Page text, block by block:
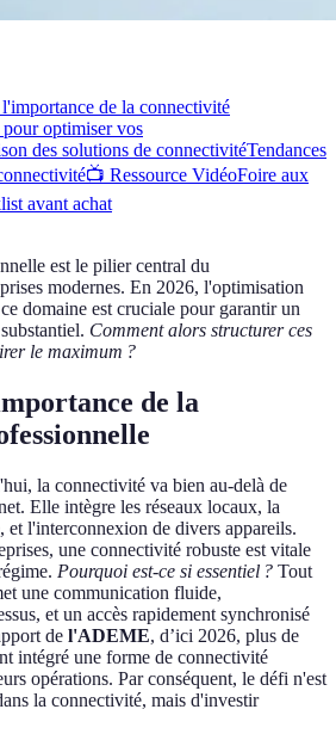
de la connectivité
optimiser vos
des solutions de connectivitéTendances
📺 Ressource VidéoFoire aux
avant achat
est le pilier central du
modernes. En 2026, l'optimisation
domaine est cruciale pour garantir un
Comment alors structurer ces
le maximum ?
de la
la connectivité va bien au-delà de
Elle intègre les réseaux locaux, la
et l'interconnexion de divers appareils.
une connectivité robuste est vitale
Pourquoi est-ce si essentiel ? Tout
une communication fluide,
et un accès rapidement synchronisé
de l'ADEME, d’ici 2026, plus de
intégré une forme de connectivité
opérations. Par conséquent, le défi n'est
la connectivité, mais d'investir